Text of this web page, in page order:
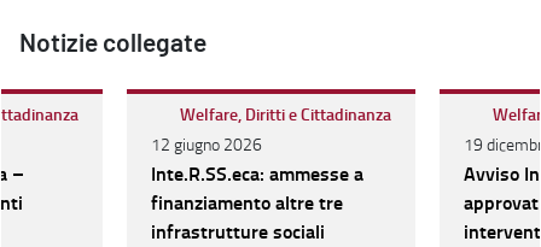
Notizie collegate
–
Welfare, Diritti e Cittadinanza
12 giugno 2026
Inte.R.SS.eca: ammesse a
finanziamento altre tre
infrastrutture sociali
19
Avviso